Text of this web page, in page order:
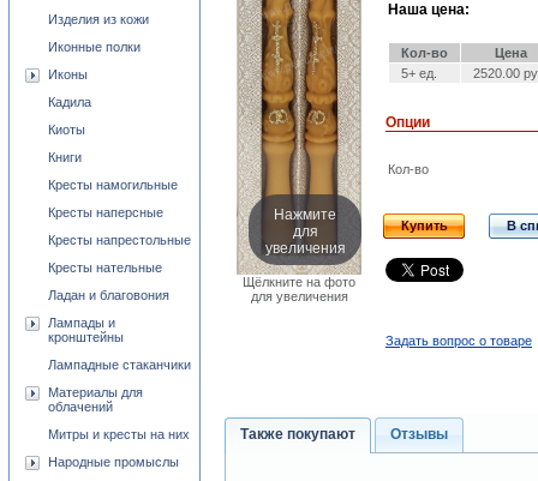
Нажмите
для
увеличения
Щёлкните на фото
для увеличения
Наша цена:
Кол-во
Цена
5+ ед.
2520.00
Опции
Кол-во
Купить В
Задать вопрос о товаре
Также покупают Отзывы
Изделия из кожи
Иконные полки
Иконы
Кадила
Киоты
Книги
Кресты намогильные
Кресты наперсные
Кресты напрестольные
Кресты нательные
Ладан и благовония
Лампады и
кронштейны
Лампадные стаканчики
Материалы для
облачений
Митры и кресты на них
Народные промыслы